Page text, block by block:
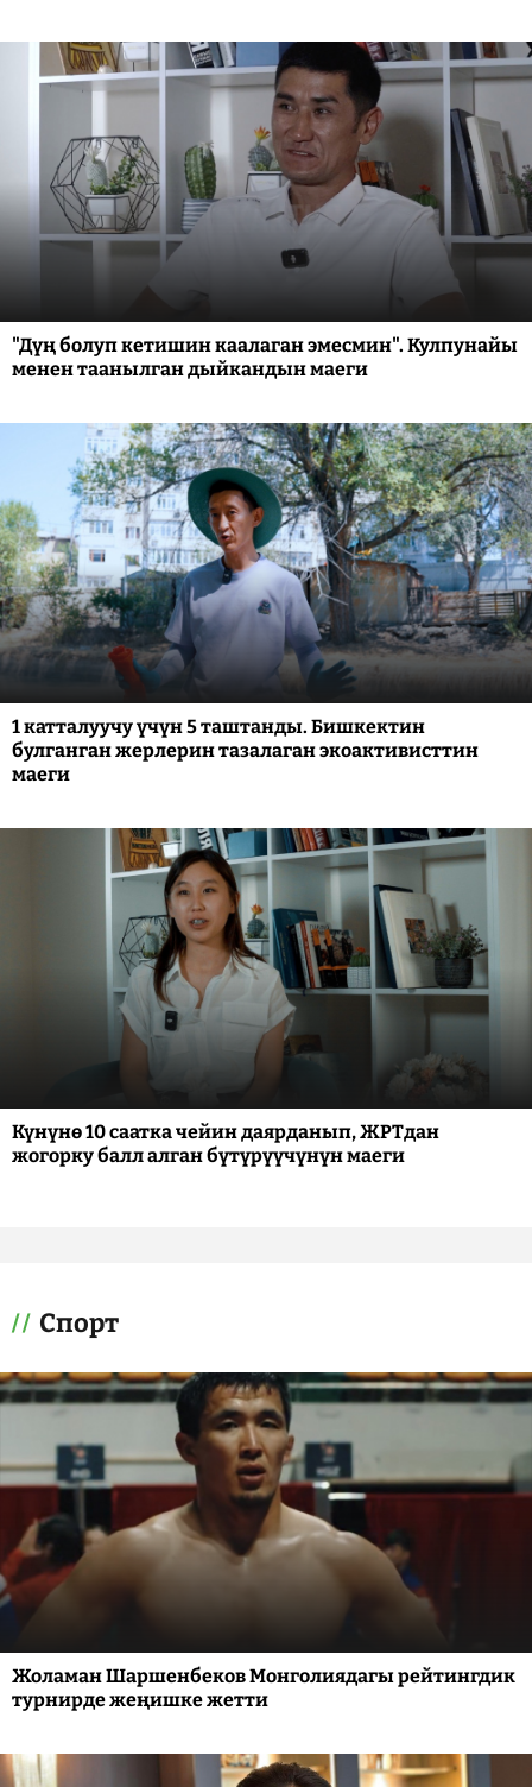
"Дүң болуп кетишин каалаган эмесмин". Кулпунайы
менен таанылган дыйкандын маеги
1 катталуучу үчүн 5 таштанды. Бишкектин
булганган жерлерин тазалаган экоактивисттин
маеги
Күнүнө 10 саатка чейин даярданып, ЖРТдан
жогорку балл алган бүтүрүүчүнүн маеги
Спорт
Жоламан Шаршенбеков Монголиядагы рейтингдик
турнирде жеңишке жетти